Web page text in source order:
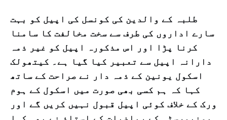
طلبہ کے والدین کی کونسل کی اپیل کو بہت
سارے اداروں کی طرف سے سخت مخالفت کا سامنا
کرنا پڑا اور اس مذکورہ اپیل کو غیر ذمہ
دارانہ اپیل سے تعبیر کیا گیا ہے۔ کیتھولک
اسکول یونین کے ذمہ دار نے صراحت کے ساتھ
کہا کہ ہم کسی بھی صورت میں اسکول کے ہوم
ورک کے خلاف کوئی اپیل قبول نہیں کریں گے اور